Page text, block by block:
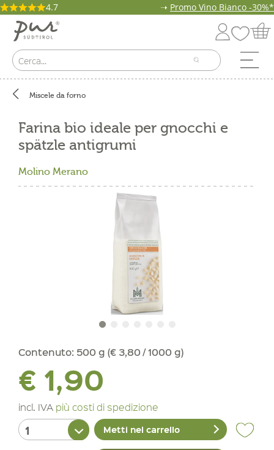
4.7 ➝ Promo Vino Bianco -30%*
Miscele da forno
Farina bio ideale per gnocchi e
spätzle antigrumi
Molino Merano
Contenuto: 500 g (€ 3,80 / 1000 g)
€ 1,90
incl. IVA più costi di spedizione
Metti nel carrello